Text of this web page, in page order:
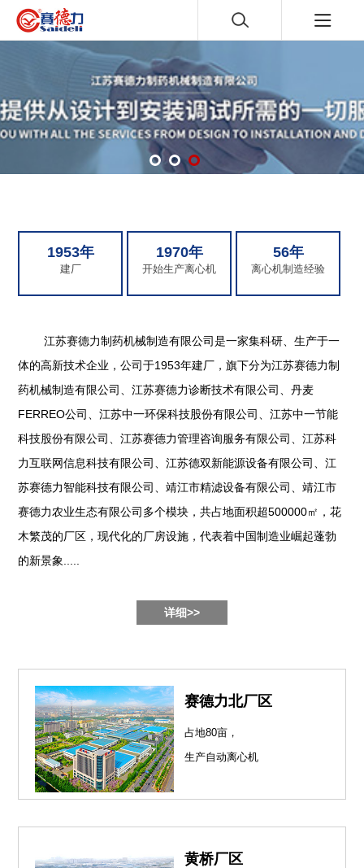
1953年
建厂
1970年
开始生产离心机
56年
离心机制造经验
江苏赛德力制药机械制造有限公司是一家集科研、生产于一
体的高新技术企业，公司于1953年建厂，旗下分为江苏赛德力制
药机械制造有限公司、江苏赛德力诊断技术有限公司、丹麦
FERREO公司、江苏中一环保科技股份有限公司、江苏中一节能
科技股份有限公司、江苏赛德力管理咨询服务有限公司、江苏科
力互联网信息科技有限公司、江苏德双新能源设备有限公司、江
苏赛德力智能科技有限公司、靖江市精滤设备有限公司、靖江市
赛德力农业生态有限公司多个模块，共占地面积超500000㎡，花
木繁茂的厂区，现代化的厂房设施，代表着中国制造业崛起蓬勃
的新景象.....
详细>>
赛德力北厂区
占地80亩，
生产自动离心机
黄桥厂区